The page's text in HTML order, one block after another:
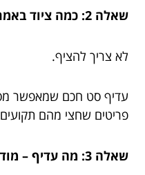
שאלה 2: כמה ציוד באמת צריך?
לא צריך להציף.
עדיף סט חכם שמאפשר
פריטים שחצי מהם
שאלה 3: מה עדיף – מודולרי או קבוע?